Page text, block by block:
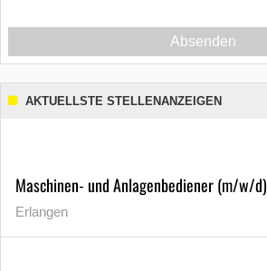
Absenden
AKTUELLSTE STELLENANZEIGEN
Maschinen- und Anlagenbediener (m/w/d)
Erlangen